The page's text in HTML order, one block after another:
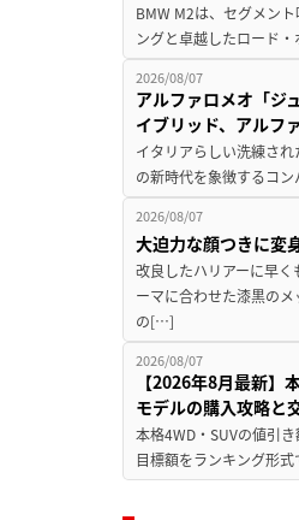
BMW M2は、セグメン
ングと卓越したロード
2026/08/07
アルファロメオ「ジ
イブリッド、アルフ
イタリアらしい洗練さ
の新時代を象徴するコ
2026/08/07
大迫力な顔つきに変
改良したハリアーに早
ーマに合わせた漆黒の
の[…]
2026/08/07
【2026年8月最新】
モデルの購入攻略と
本格4WD・SUVの値引
目標額をランキング形